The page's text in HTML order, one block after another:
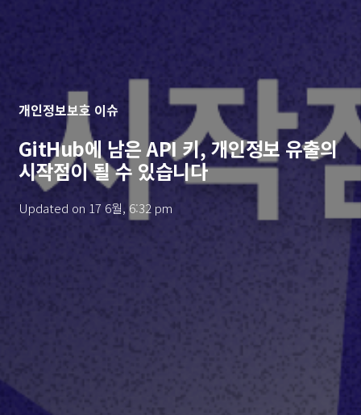
개인정보보호 이슈
GitHub에 남은 API 키, 개인정보 유출의
시작점이 될 수 있습니다
Updated on 17 6월, 6:32 pm